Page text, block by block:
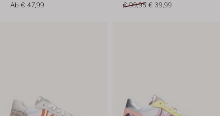
Ab € 47,99
€ 99,95 € 39,99